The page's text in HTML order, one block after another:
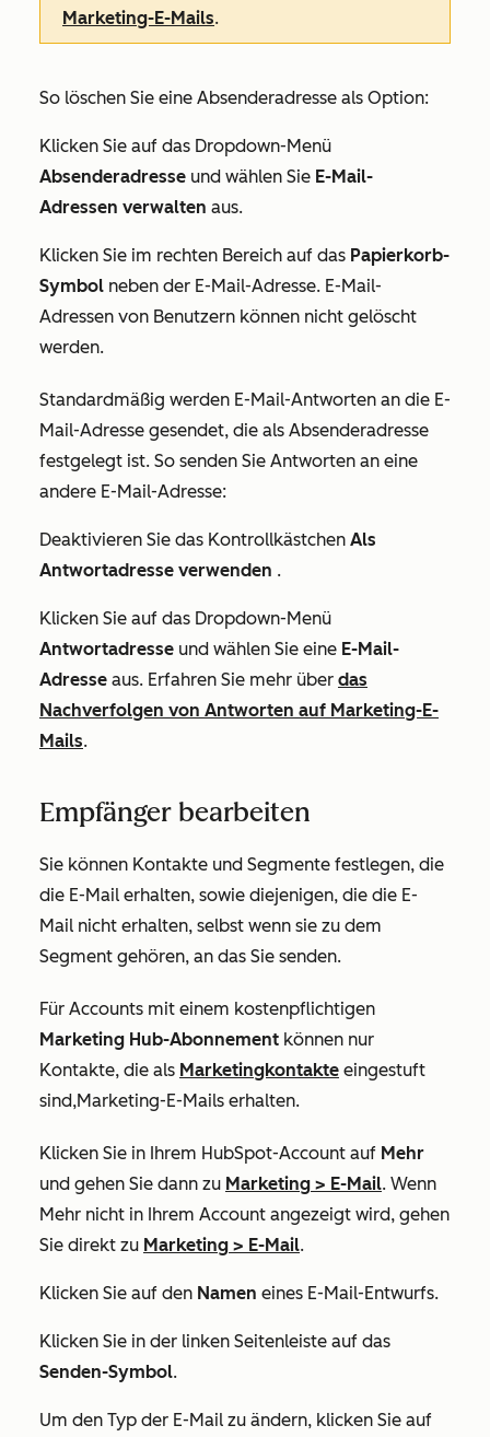
Marketing-E-Mails.
So löschen Sie eine Absenderadresse als Option:
Klicken Sie auf das Dropdown-Menü
Absenderadresse und wählen Sie E-Mail-
Adressen verwalten aus.
Klicken Sie im rechten Bereich auf das Papierkorb-
Symbol neben der E-Mail-Adresse. E-Mail-
Adressen von Benutzern können nicht gelöscht
werden.
Standardmäßig werden E-Mail-Antworten an die E-
Mail-Adresse gesendet, die als Absenderadresse
festgelegt ist. So senden Sie Antworten an eine
andere E-Mail-Adresse:
Deaktivieren Sie das Kontrollkästchen Als
Antwortadresse verwenden .
Klicken Sie auf das Dropdown-Menü
Antwortadresse und wählen Sie eine E-Mail-
Adresse aus. Erfahren Sie mehr über das
Nachverfolgen von Antworten auf Marketing-E-
Mails.
Empfänger bearbeiten
Sie können Kontakte und Segmente festlegen, die
die E-Mail erhalten, sowie diejenigen, die die E-
Mail nicht erhalten, selbst wenn sie zu dem
Segment gehören, an das Sie senden.
Für Accounts mit einem kostenpflichtigen
Marketing Hub-Abonnement können nur
Kontakte, die als Marketingkontakte eingestuft
sind,Marketing-E-Mails erhalten.
Klicken Sie in Ihrem HubSpot-Account auf Mehr
und gehen Sie dann zu Marketing > E-Mail. Wenn
Mehr nicht in Ihrem Account angezeigt wird, gehen
Sie direkt zu Marketing > E-Mail.
Klicken Sie auf den Namen eines E-Mail-Entwurfs.
Klicken Sie in der linken Seitenleiste auf das
Senden-Symbol.
Um den Typ der E-Mail zu ändern, klicken Sie auf